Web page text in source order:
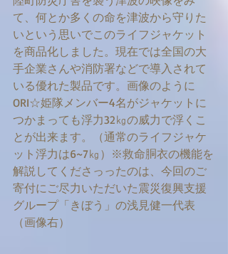
て、何とか多くの命を津波から守りた
いという思いでこのライフジャケット
を商品化しました。現在では全国の大
手企業さんや消防署などで導入されて
いる優れた製品です。画像のように
ORI☆姫隊メンバー4名がジャケットに
つかまっても浮力32㎏の威力で浮くこ
とが出来ます。（通常のライフジャケ
ット浮力は6~7㎏）※救命胴衣の機能を
解説してくださっったのは、今回のご
寄付にご尽力いただいた震災復興支援
グループ「きぼう」の浅見健一代表
（画像右）